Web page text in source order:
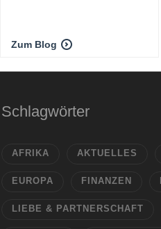
Zum Blog
Schlagwörter
AFRIKA AKTUELLES
EUROPA FINANZEN
LIEBE & PARTNERSCHAFT